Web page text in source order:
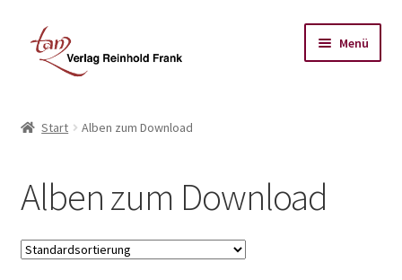
Zur
Navigation
springen
Zum
Inhalt
springen
Menü
Impressum
Kasse
Start Alben zum Download
Alben zum Download